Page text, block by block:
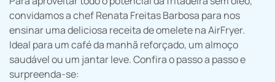
convidamos a chef Renata Freitas Barbosa para nos
ensinar uma deliciosa receita de omelete na AirFryer.
Ideal para um café da manhã reforçado, um almoço
saudável ou um jantar leve. Confira o passo a passo e
surpreenda-se: